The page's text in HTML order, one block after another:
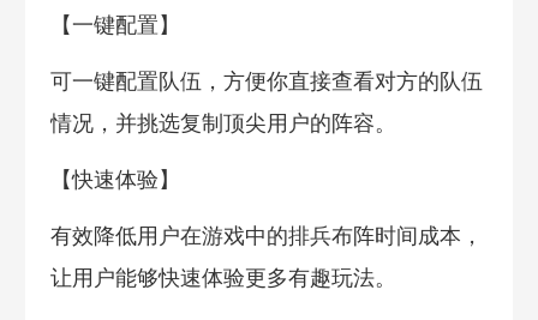
【一键配置】
可一键配置队伍，方便你直接查看对方的队伍
情况，并挑选复制顶尖用户的阵容。
【快速体验】
有效降低用户在游戏中的排兵布阵时间成本，
让用户能够快速体验更多有趣玩法。